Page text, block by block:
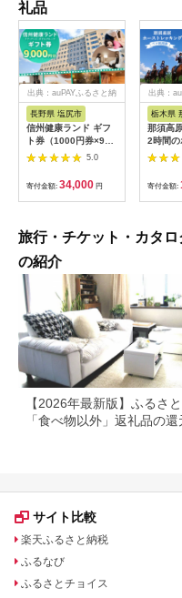
礼品
出典：auPAYふるさと納
長野県 塩尻市
信州健康ランド ギフ
ト券（1000円券×9
枚） | 信州健康ランド
サウナ 大浴場 ボディ
ケア リラクゼーショ
ン 施設 宿泊 家族連れ
長野県 塩尻市
5.0
寄付金額: 34,000 円
出典：
栃木県
那須高
2時間の
キング
券【平
ト 利用
乗馬 初
100〕
寄付金額:
旅行・チケット・カタ
の紹介
【2026年最新版】ふるさ
「食べ物以外」返礼品の還
サイト比較
楽天ふるさと納税
ふるなび
ふるさとチョイス